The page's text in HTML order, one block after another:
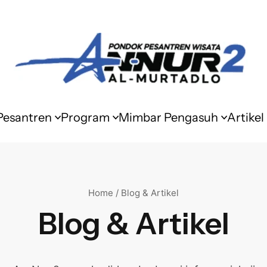
Program Mimbar Pengasuh Artikel
Home / Blog & Artikel
Blog & Artikel